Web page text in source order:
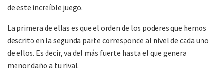
de este increíble juego.
La primera de ellas es que el orden de los poderes que hemos
descrito en la segunda parte corresponde al nivel de cada uno
de ellos. Es decir, va del más fuerte hasta el que genera
menor daño a tu rival.